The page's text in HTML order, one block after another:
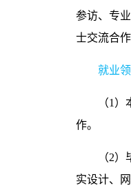
参访、专
士交流合
就业领
（1 ）
作。
（2）
实设计、